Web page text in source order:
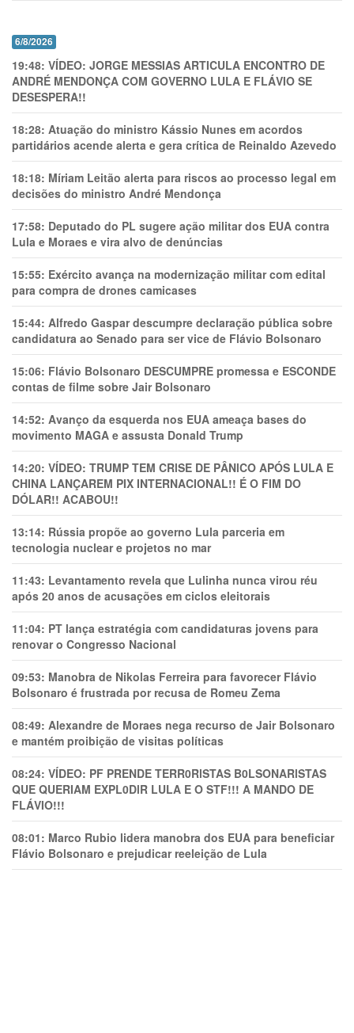
6/8/2026
19:48: VÍDEO: JORGE MESSIAS ARTICULA ENCONTRO DE
ANDRÉ MENDONÇA COM GOVERNO LULA E FLÁVIO SE
DESESPERA!!
18:28: Atuação do ministro Kássio Nunes em acordos
partidários acende alerta e gera crítica de Reinaldo Azevedo
18:18: Míriam Leitão alerta para riscos ao processo legal em
decisões do ministro André Mendonça
17:58: Deputado do PL sugere ação militar dos EUA contra
Lula e Moraes e vira alvo de denúncias
15:55: Exército avança na modernização militar com edital
para compra de drones camicases
15:44: Alfredo Gaspar descumpre declaração pública sobre
candidatura ao Senado para ser vice de Flávio Bolsonaro
15:06: Flávio Bolsonaro DESCUMPRE promessa e ESCONDE
contas de filme sobre Jair Bolsonaro
14:52: Avanço da esquerda nos EUA ameaça bases do
movimento MAGA e assusta Donald Trump
14:20: VÍDEO: TRUMP TEM CRlSE DE PÂNlCO APÓS LULA E
CHINA LANÇAREM PIX INTERNACIONAL!! É O FIM DO
DÓLAR!! ACABOU!!
13:14: Rússia propõe ao governo Lula parceria em
tecnologia nuclear e projetos no mar
11:43: Levantamento revela que Lulinha nunca virou réu
após 20 anos de acusações em ciclos eleitorais
11:04: PT lança estratégia com candidaturas jovens para
renovar o Congresso Nacional
09:53: Manobra de Nikolas Ferreira para favorecer Flávio
Bolsonaro é frustrada por recusa de Romeu Zema
08:49: Alexandre de Moraes nega recurso de Jair Bolsonaro
e mantém proibição de visitas políticas
08:24: VÍDEO: PF PRENDE TERR0RlSTAS B0LSONARlSTAS
QUE QUERIAM EXPL0DlR LULA E O STF!!! A MANDO DE
FLÁVIO!!!
08:01: Marco Rubio lidera manobra dos EUA para beneficiar
Flávio Bolsonaro e prejudicar reeleição de Lula